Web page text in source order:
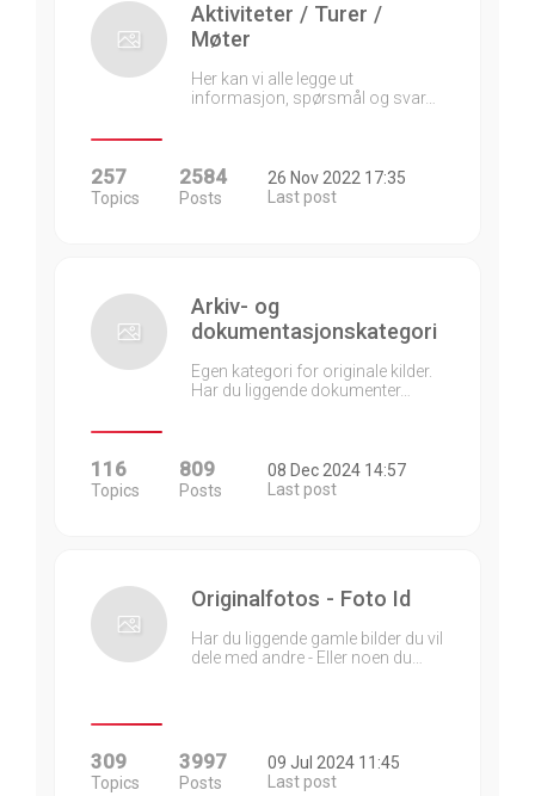
Aktiviteter / Turer /
Møter
Her kan vi alle legge ut
informasjon, spørsmål og svar…
257
Topics
2584
Posts
26 Nov 2022 17:35
Last post
Arkiv- og
dokumentasjonskategori
Egen kategori for originale kilder.
Har du liggende dokumenter…
116
Topics
809
Posts
08 Dec 2024 14:57
Last post
Originalfotos - Foto Id
Har du liggende gamle bilder du vil
dele med andre - Eller noen du…
309
Topics
3997
Posts
09 Jul 2024 11:45
Last post